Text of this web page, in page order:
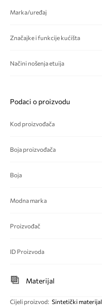
Marka/uređaj
Značajke i funkcije kućišta
Načini nošenja etuija
Podaci o proizvodu
Kod proizvođača
Boja proizvođača
Boja
Modna marka
Proizvođač
ID Proizvoda
Materijal
Cijeli proizvod: Sintetički materijal